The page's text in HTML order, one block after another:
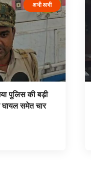
अभी अभी
पुलिस की बड़ी
घायल समेत चार